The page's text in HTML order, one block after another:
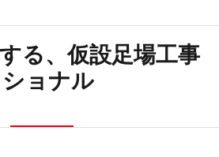
る、仮設足場工事
ョナル